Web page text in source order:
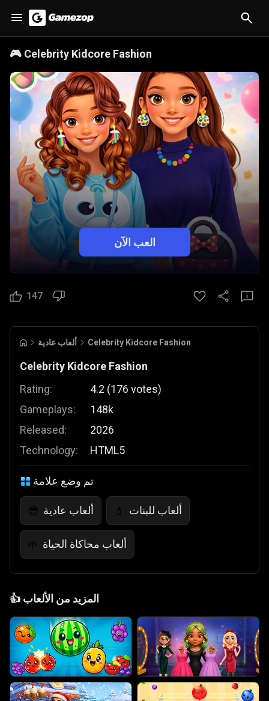
🎮 Celebrity Kidcore Fashion
العب الآن
147
ألعاب عادية Celebrity Kidcore Fashion
Celebrity Kidcore Fashion
Rating:
Gameplays:
Released:
Technology:
4.2 (176 votes)
148k
2026
HTML5
تم وضع علامة
😎 ألعاب عادية 💄 ألعاب للبنات
🌱 ألعاب محاكاة الحياة
👍 المزيد من الألعاب